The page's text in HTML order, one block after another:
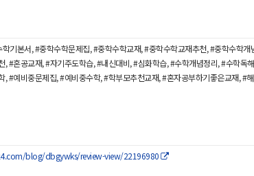
기본서, #중학수학문제집, #중학수학교재, #중학수학교재추천, #중학수학
, #혼공교재, #자기주도학습, #내신대비, #심화학습, #수학개념정리, #수학독
, #예비중문제집, #예비중수학, #학부모추천교재, #혼자공부하기좋은교재, #
blog/dbgywks/review-view/22196980